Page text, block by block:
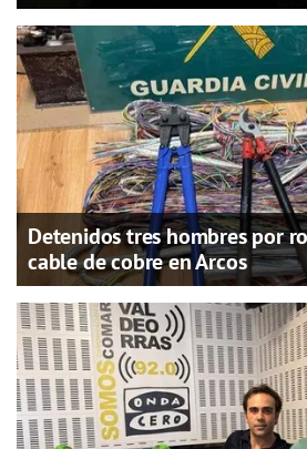
Detenidos tres hombres por
cable de cobre en Arcos